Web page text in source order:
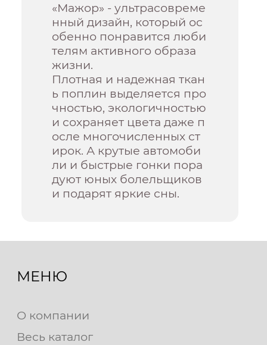
«Мажор» - ультрасовреме
нный дизайн, который ос
обенно понравится люби
телям активного образа
жизни.
Плотная и надежная ткан
ь поплин выделяется про
чностью, экологичностью
и сохраняет цвета даже п
осле многочисленных ст
ирок. А крутые автомоби
ли и быстрые гонки пора
дуют юных болельщиков
и подарят яркие сны.
МЕНЮ
О компании
Весь каталог